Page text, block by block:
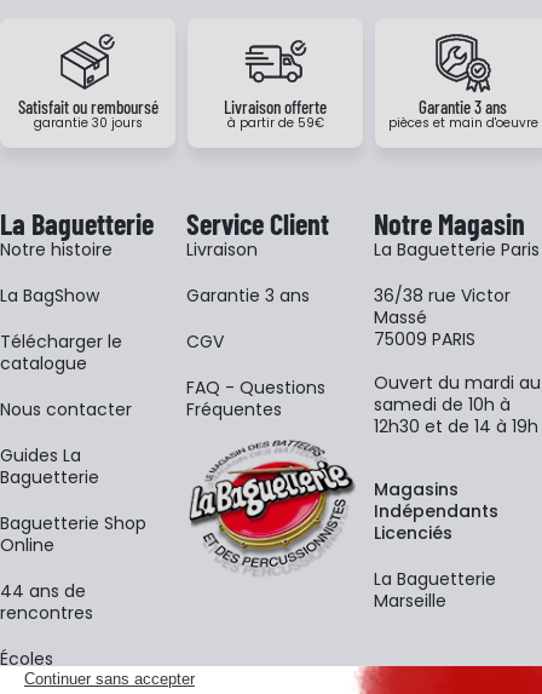
Satisfait ou remboursé
garantie 30 jours
Livraison offerte
à partir de 59€
Garantie 3 ans
pièces et main d'oeuvre
La Baguetterie
Notre histoire
La BagShow
​Télécharger le
catalogue
Nous contacter
Guides La
Baguetterie
Baguetterie Shop
Online
44 ans de
rencontres
Écoles
Service Client
Livraison
Garantie 3 ans
CGV
FAQ - Questions
Fréquentes
Notre Magasin
La Baguetterie Paris
36/38 rue Victor
Massé
75009 PARIS
Ouvert du mardi au
samedi de 10h à
12h30 et de 14 à 19h
Magasins
Indépendants
Licenciés
La Baguetterie
Marseille